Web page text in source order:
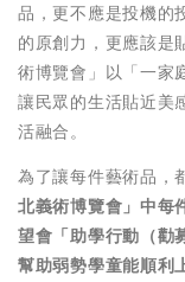
品，更不應是投機的
的原創力，更應該是
術博覽會」以「一家
讓民眾的生活貼近美
活融合。
為了讓每件藝術品，
北義術博覽會」中每
望會「助學行動（勸
幫助弱勢學童能順利